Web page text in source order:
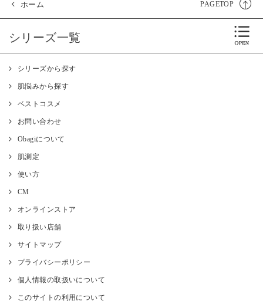
ホーム PAGETOP
シリーズ一覧
シリーズから探す
肌悩みから探す
ベストコスメ
お問い合わせ
Obagiについて
肌測定
使い方
CM
オンラインストア
取り扱い店舗
サイトマップ
プライバシーポリシー
個人情報の取扱いについて
このサイトの利用について